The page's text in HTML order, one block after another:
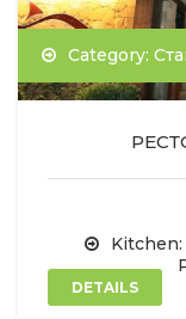
Category:
DETAILS